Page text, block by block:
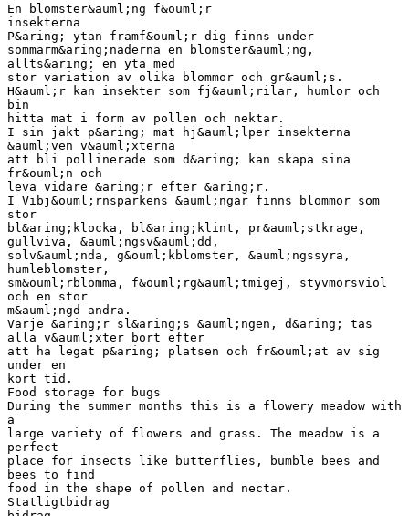
En blomster&auml;ng f&ouml;r
insekterna
P&aring; ytan framf&ouml;r dig finns under
sommarm&aring;naderna en blomster&auml;ng,
allts&aring; en yta med
stor variation av olika blommor och gr&auml;s.
H&auml;r kan insekter som fj&auml;rilar, humlor och
bin
hitta mat i form av pollen och nektar.
I sin jakt p&aring; mat hj&auml;lper insekterna
&auml;ven v&auml;xterna
att bli pollinerade som d&aring; kan skapa sina
fr&ouml;n och
leva vidare &aring;r efter &aring;r.
I Vibj&ouml;rnsparkens &auml;ngar finns blommor som
stor
bl&aring;klocka, bl&aring;klint, pr&auml;stkrage,
gullviva, &auml;ngsv&auml;dd,
solv&auml;nda, g&ouml;kblomster, &auml;ngssyra,
humleblomster,
sm&ouml;rblomma, f&ouml;rg&auml;tmigej, styvmorsviol
och en stor
m&auml;ngd andra.
Varje &aring;r sl&aring;s &auml;ngen, d&aring; tas
alla v&auml;xter bort efter
att ha legat p&aring; platsen och fr&ouml;at av sig
under en
kort tid.
Food storage for bugs
During the summer months this is a flowery meadow with
a
large variety of flowers and grass. The meadow is a
perfect
place for insects like butterflies, bumble bees and
bees to find
food in the shape of pollen and nectar.
Statligtbidrag